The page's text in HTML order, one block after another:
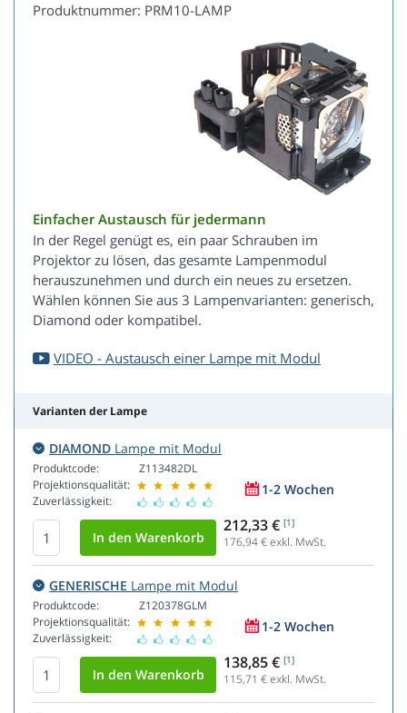
Produktnummer: PRM10-LAMP
Einfacher Austausch für jedermann
In der Regel genügt es, ein paar Schrauben im
Projektor zu lösen, das gesamte Lampenmodul
herauszunehmen und durch ein neues zu ersetzen.
Wählen können Sie aus 3 Lampenvarianten: generisch,
Diamond oder kompatibel.
VIDEO - Austausch einer Lampe mit Modul
Varianten der Lampe
DIAMOND Lampe mit Modul
Produktcode:
Projektionsqualität:
Zuverlässigkeit:
Z113482DL
1-2 Wochen
212,33 € [1]
176,94€ exkl. MwSt.
GENERISCHE Lampe mit Modul
Produktcode:
Projektionsqualität:
Zuverlässigkeit:
Z120378GLM
1-2 Wochen
138,85 € [1]
115,71 € exkl. MwSt.